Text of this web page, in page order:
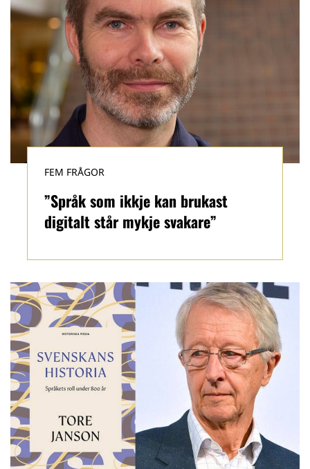
”Språk som ikkje kan brukast
digitalt står mykje svakare”
FEM FRÅGOR